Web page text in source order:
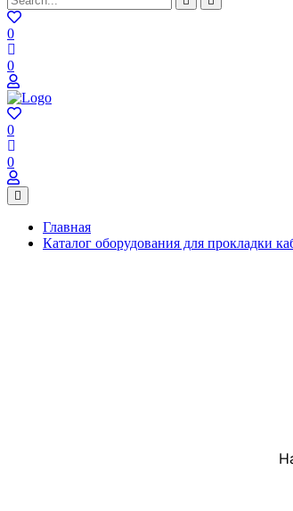
0
0
0
0
Главная
Каталог оборудования для прокладки